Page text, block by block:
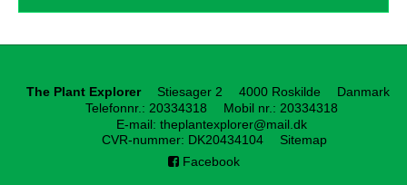
The Plant Explorer Stiesager 2 4000 Roskilde
Danmark
Telefonnr. : 20334318 Mobil nr. : 20334318
E-mail: theplantexplorer@mail.dk
CVR-nummer: DK20434104
Sitemap
Facebook